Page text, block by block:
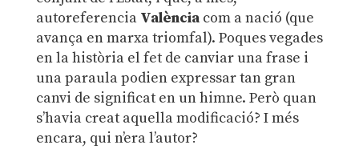
autoreferencia Valènciacom a nació (que
avança en marxa triomfal). Poques vegades
en la història el fet de canviar una frase i
una paraula podien expressar tan gran
canvi de significat en un himne. Però quan
s’havia creat aquella modificació? I més
encara, qui n’era l’autor?